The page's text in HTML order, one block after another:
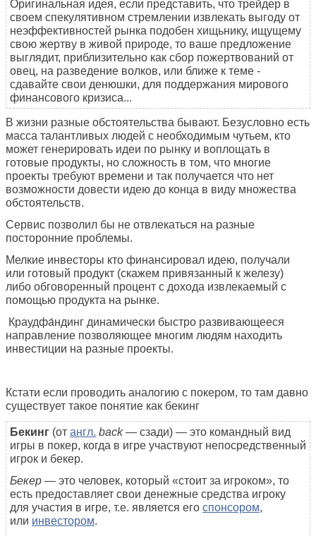
Оригинальная идея, если представить, что трейдер в
своем спекулятивном стремлении извлекать выгоду от
неэффективностей рынка подобен хищьнику, ищущему
свою жертву в живой природе, то ваше предложение
выглядит, приблизительно как сбор пожертвований от
овец, на разведение волков, или ближе к теме -
сдавайте свои денюшки, для поддержания мирового
финансового кризиса...
В жизни разные обстоятельства бывают. Безусловно есть
масса талантливых людей с необходимым чутьем, кто
может генерировать идеи по рынку и воплощать в
готовые продукты, но сложность в том, что многие
проекты требуют времени и так получается что нет
возможности довести идею до конца в виду множества
обстоятельств.
Сервис позволил бы не отвлекаться на разные
посторонние проблемы.
Мелкие инвесторы кто финансировал идею, получали
или готовый продукт (скажем привязанный к железу)
либо обговоренный процент с дохода извлекаемый с
помощью продукта на рынке.
Краудфа́ндинг динамически быстро развивающееся
направление позволяющее многим людям находить
инвестиции на разные проекты.
Кстати если проводить аналогию с покером, то там давно
существует такое понятие как бекинг
Бекинг (от англ. back— сзади) — это командный вид
игры в покер, когда в игре участвуют непосредственный
игрок и бекер.
Бекер — это человек, который «стоит за игроком», то
есть предоставляет свои денежные средства игроку
для участия в игре, т.е. является его спонсором,
или инвестором.